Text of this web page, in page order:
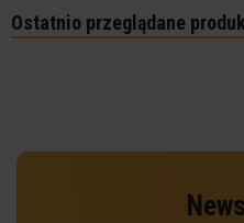
Ostatnio przeglądane